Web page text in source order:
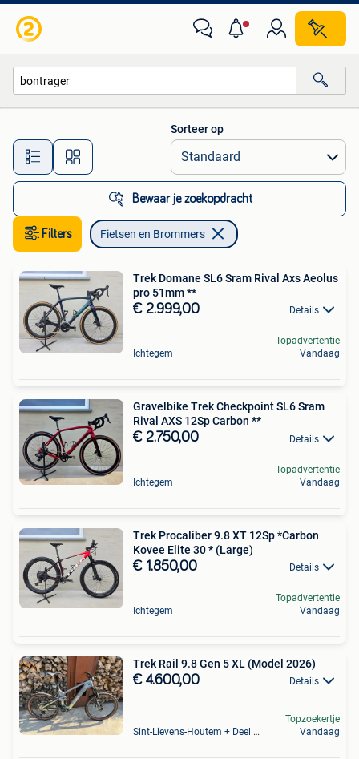
Alle afstanden…
Sorteer op
Bewaar je zoekopdracht
Filters Fietsen en Brommers
Trek Domane SL6 Sram Rival Axs Aeolus
pro 51mm **
€ 2.999,00 Details
Ichtegem
Topadvertentie
Vandaag
Gravelbike Trek Checkpoint SL6 Sram
Rival AXS 12Sp Carbon **
€ 2.750,00 Details
Ichtegem
Topadvertentie
Vandaag
Trek Procaliber 9.8 XT 12Sp *Carbon
Kovee Elite 30 * (Large)
€ 1.850,00 Details
Ichtegem
Topadvertentie
Vandaag
Trek Rail 9.8 Gen 5 XL (Model 2026)
€ 4.600,00 Details
Sint-Lievens-Houtem + Deel Oombergen
Topzoekertje
Vandaag